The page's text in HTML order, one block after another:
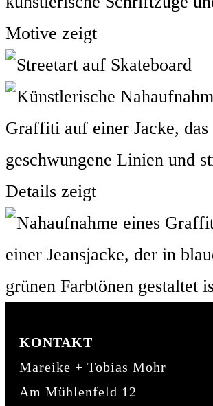
KONTAKT
Mareike + Tobias Mohr
Am Mühlenfeld 12